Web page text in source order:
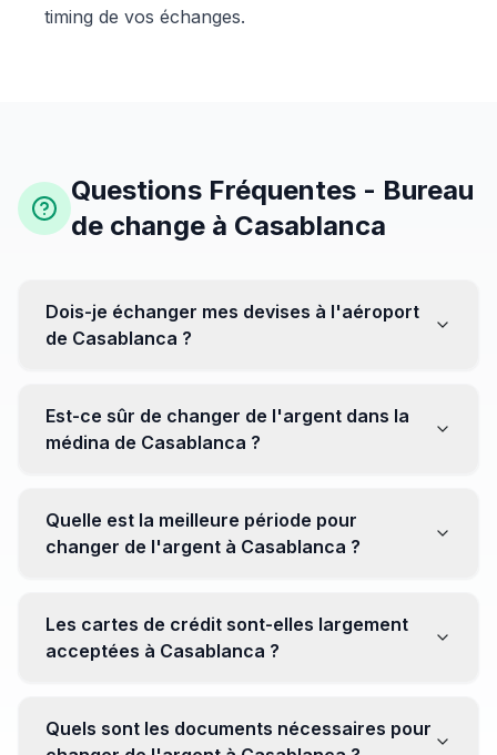
timing de vos échanges.
Questions Fréquentes - Bureau
de change à Casablanca
Dois-je échanger mes devises à l'aéroport
de Casablanca ?
être moins avantageux. Orientez-vous plutôt vers les
bureaux de change en ville pour obtenir de meilleurs
Est-ce sûr de changer de l'argent dans la
médina de Casablanca ?
établissements réputés pour éviter les surprises.
Quelle est la meilleure période pour
changer de l'argent à Casablanca ?
soyez attentif aux fluctuations pour maximiser la valeur
de vos devises.
Les cartes de crédit sont-elles largement
acceptées à Casablanca ?
Cependant, avoir un peu de monnaie locale peut être
Quels sont les documents nécessaires pour